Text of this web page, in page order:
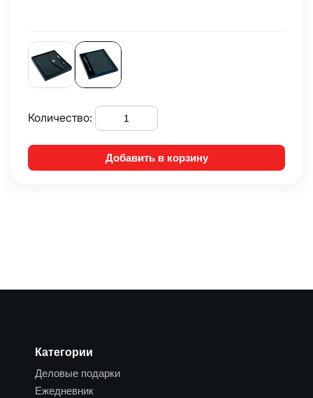
Количество:
Добавить в корзину
Категории
Деловые подарки
Ежедневник